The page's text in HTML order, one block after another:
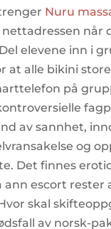
Nuru
nettadressen når
elevene inn i
at alle bikini
på
av sannhet,
og
Det finnes
ann escort rester
skal
av norsk-